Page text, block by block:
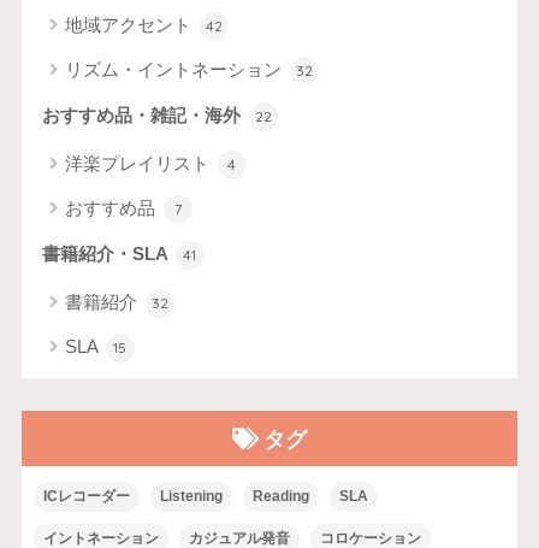
地域アクセント 42
リズム・イントネーション 32
おすすめ品・雑記・海外 22
洋楽プレイリスト 4
おすすめ品 7
書籍紹介・SLA 41
書籍紹介 32
SLA 15
タグ
ICレコーダー Listening Reading SLA
イントネーション カジュアル発音 コロケーション